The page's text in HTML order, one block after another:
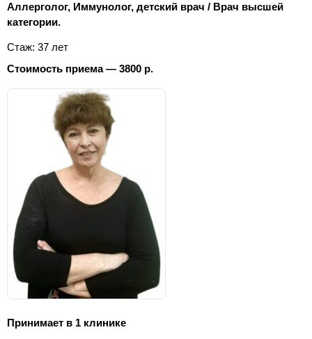
Аллерголог, Иммунолог, детский врач / Врач высшей
категории.
Стаж: 37 лет
Стоимость приема — 3800 р.
Принимает в 1 клинике